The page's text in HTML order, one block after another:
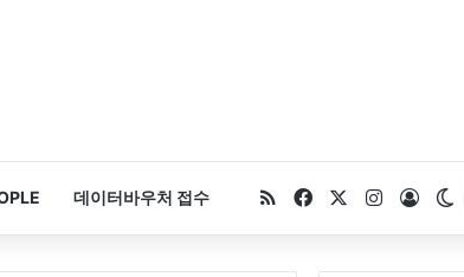
데이터바우처 접수 RSSFacebookInstagram
Log In